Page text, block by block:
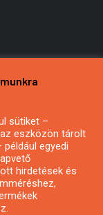
sütiket –
eszközön tárolt
egyedi
hirdetések és